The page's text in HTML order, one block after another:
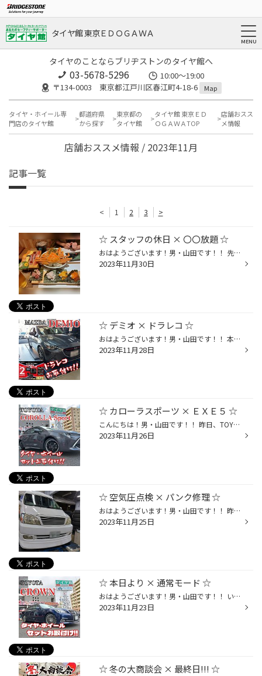
タイヤ館 東京ＥＤＯＧＡＷＡ
タイヤのことならブリヂストンのタイヤ館へ
03-5678-5296
10:00～19:00
〒134-0003 東京都江戸川区春江町4-18-6
Map
タイヤ・ホイール専
門店のタイヤ館
都道府県
から探す
東京都の
タイヤ館
タイヤ館 東京ＥＤ
ＯＧＡＷＡTOP
店舗おスス
メ情報
店舗おススメ情報 / 2023年11月
記事一覧
< 1 2 3 >
☆ スタッフの休日 × 〇〇放題 ☆
おはようございます！男・山田です！！ 先日の休みの話…。 ワシ 『 …よし、夕方だ。呑みに行こうぜｯ!!!』 嫁さん 『 はいはい。今日はどこにするのー？ 』 ワシ 『 何か新しいお店さんに行きたい気分だな～ 』 嫁さん 『 ＳＮＳで見たんだけど… (スマホをチラリ) 』 ワシ 『 どれどれ、、、蟹・お寿...
2023年11月30日
☆ デミオ × ドラレコ ☆
おはようございます！男・山田です！！ 本日は、MAZDA デミオの～☆☆ 【 ドライブレコーダーお取付け 】 からスタートです！！(^^)/ 今回は！！ YUPITERUさんの人気商品♪♪ 【 SN-TW86d 】をお選び頂きました☆ フロントディスプレイタイプ+リアカメラの、 " ２カメラタイプ " のドラレコです!! 【 定...
2023年11月28日
☆ カローラスポーツ × ＥＸＥ５ ☆
こんにちは！男・山田です！！ 昨日、TOYOTA カローラスポーツに☆ 【 タイヤ & ホイールセット 】を お取付けをさせて頂きましたー☆☆(๑˃̵ᴗ˂̵)و コレも " 暖冬 " の影響でしょうか？？ 今年は冬シーズンに入っても！ 《 夏タイヤ & ホイールセット 》の ご相談を多く頂いております♪ 実にありがたい...
2023年11月26日
☆ 空気圧点検 × パンク修理 ☆
おはようございます！男・山田です！！ 昨日は、TOYOTA グランドハイエースの☆ 【 パンク修理 】をさせて頂きましたー!! 『 明日から出かけるから空気圧見てよ！ 』 と、ご来店頂き空気圧点検を進めると… " ヤツ " がいました。。(￣^￣゜)ｸﾞｽﾝ 幸い！！ 今回はパンク修理可能箇所でしたので、 内面...
2023年11月25日
☆ 本日より × 通常モード ☆
おはようございます！男・山田です！！ いやぁ～、例によって… 月・火・水と "祭りロス " てした。f(^^;) でも！もぉ～～～大丈夫☆(￣ー￣)ゞ スッカリと通常モードになりました♪♪ そんな本日、一発目はｯ！！ TOYOTA クラウンの…☆☆ 【 タイヤ&ホイールセット 】の お取付けこらスタート！！(^^)/ ・...
2023年11月23日
☆ 冬の大商談会 × 最終日!!! ☆